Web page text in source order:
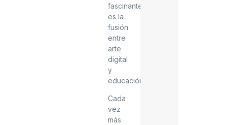
fascinante
es la
fusión
entre
arte
digital
y
educación.
Cada
vez
más